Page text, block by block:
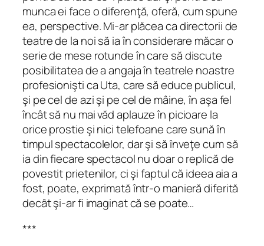
munca ei face o diferenţă, oferă, cum spune
ea, perspective. Mi-ar plăcea ca directorii de
teatre de la noi să ia în considerare măcar o
serie de mese rotunde în care să discute
posibilitatea de a angaja în teatrele noastre
profesionişti ca Uta, care să educe publicul,
şi pe cel de azi şi pe cel de mâine, în aşa fel
încât să nu mai văd aplauze în picioare la
orice prostie şi nici telefoane care sună în
timpul spectacolelor, dar şi să înveţe cum să
ia din fiecare spectacol nu doar o replică de
povestit prietenilor, ci şi faptul că ideea aia a
fost, poate, exprimată într-o manieră diferită
decât şi-ar fi imaginat că se poate…
***